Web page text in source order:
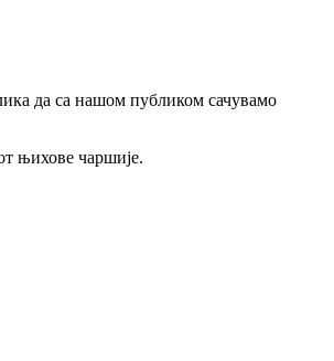
да са нашом публиком сачувамо
њихове чаршије.